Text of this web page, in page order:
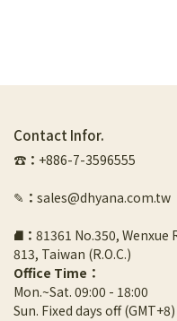
Contact Infor.
☎︎ ： +886-7-3596555
✎ ： sales@dhyana.com.tw
⛘ ： 81361 No.350,
813, Taiwan (R.O.C.)
Office Time：
Mon.~Sat. 09:00 - 18:00
Sun. Fixed days off (GMT+8)